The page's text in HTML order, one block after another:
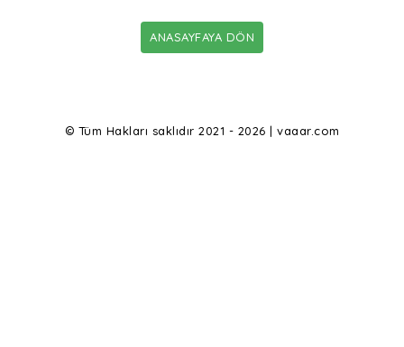
ANASAYFAYA DÖN
© Tüm Hakları saklıdır 2021 - 2026 | vaaar.com